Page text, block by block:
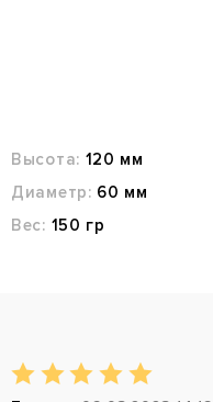
Высота: 120 мм
Диаметр: 60 мм
Вес: 150 гр